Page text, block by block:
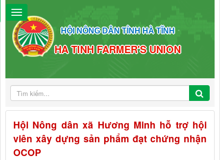
HỘI NÔNG DÂN TỈNH HÀ TĨNH
HA TINH FARMER'S UNION
Hội Nông dân xã Hương Minh hỗ trợ hội
viên xây dựng sản phẩm đạt chứng nhận
OCOP